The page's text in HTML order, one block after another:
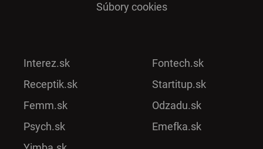
Súbory cookies
Interez.sk
Receptik.sk
Femm.sk
Psych.sk
Fontech.sk
Startitup.sk
Odzadu.sk
Emefka.sk